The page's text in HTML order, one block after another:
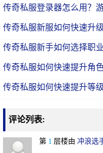
传奇私服登录器怎么用？
传奇私服新服如何快速升
传奇私服新手如何选择职
传奇私服如何快速提升角
传奇私服如何快速提升等
评论列表:
第 1 层楼由 冲浪选